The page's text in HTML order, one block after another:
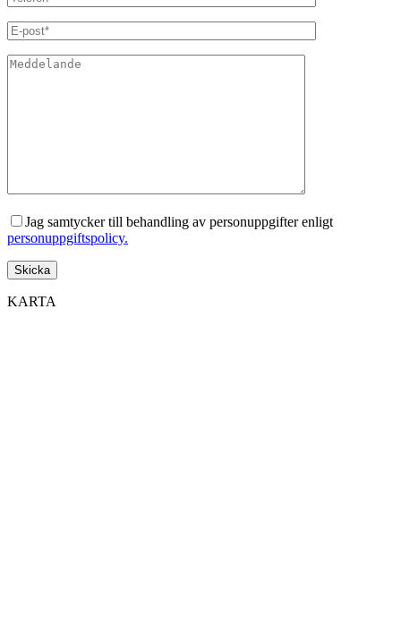
Jag samtycker till behandling av personuppgifter enligt
personuppgiftspolicy.
KARTA